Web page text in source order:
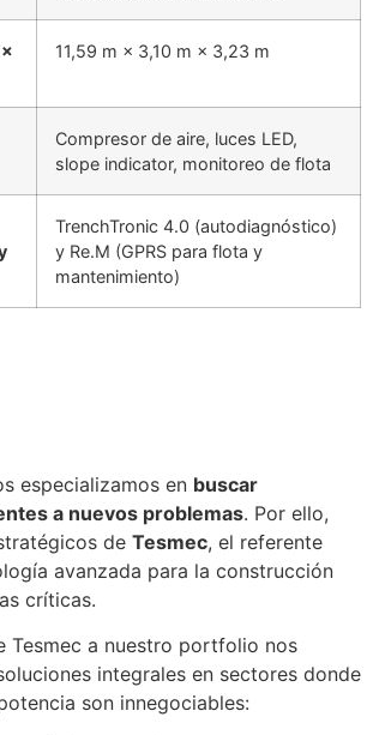
11,59 m × 3,10 m × 3,23 m
Compresor de aire, luces LED,
slope indicator, monitoreo de flota
TrenchTronic 4.0 (autodiagnóstico)
y Re.M (GPRS para flota y
mantenimiento)
especializamos en buscar
a nuevos problemas. Por ello,
de Tesmec, el referente
avanzada para la construcción
críticas.
Tesmec a nuestro portfolio nos
integrales en sectores donde
son innegociables: